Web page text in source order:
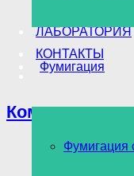
Фумигация
Фумигация
ЛАБОРАТОРИЯ
КОНТАКТЫ
Комары